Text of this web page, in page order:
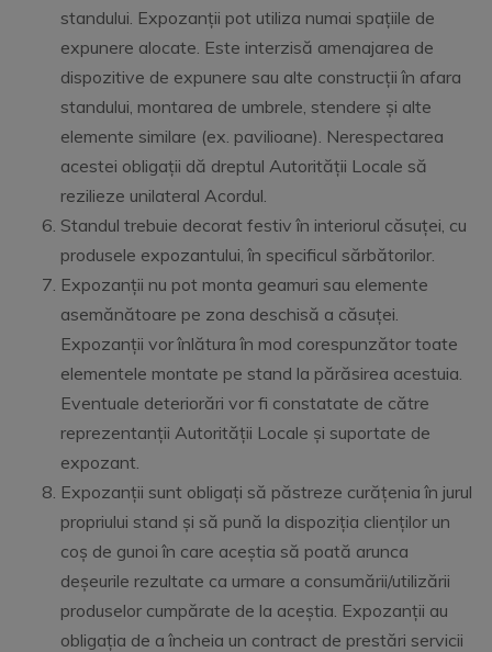
standului. Expozanții pot utiliza numai spațiile de
expunere alocate. Este interzisă amenajarea de
dispozitive de expunere sau alte construcții în afara
standului, montarea de umbrele, stendere și alte
elemente similare (ex. pavilioane). Nerespectarea
acestei obligații dă dreptul Autorității Locale să
rezilieze unilateral Acordul.
Standul trebuie decorat festiv în interiorul căsuței, cu
produsele expozantului, în specificul sărbătorilor.
Expozanții nu pot monta geamuri sau elemente
asemănătoare pe zona deschisă a căsuței.
Expozanții vor înlătura în mod corespunzător toate
elementele montate pe stand la părăsirea acestuia.
Eventuale deteriorări vor fi constatate de către
reprezentanții Autorității Locale și suportate de
expozant.
Expozanții sunt obligați să păstreze curățenia în jurul
propriului stand și să pună la dispoziția clienților un
coș de gunoi în care aceștia să poată arunca
deșeurile rezultate ca urmare a consumării/utilizării
produselor cumpărate de la aceștia. Expozanții au
obligația de a încheia un contract de prestări servicii